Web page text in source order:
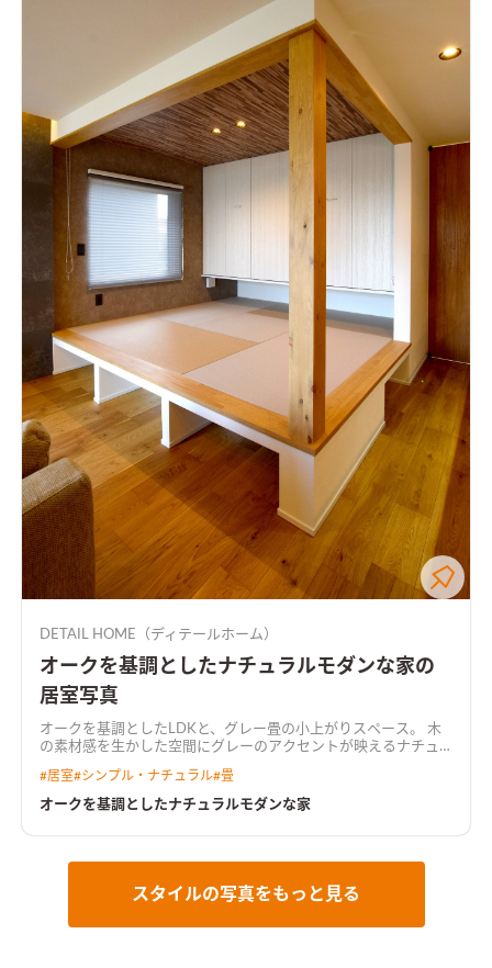
DETAIL HOME（ディテールホーム）
オークを基調としたナチュラルモダンな家の
居室写真
オークを基調としたLDKと、グレー畳の小上がりスペース。 木
の素材感を生かした空間にグレーのアクセントが映えるナチュ
#居室#シンプル・ナチュラル#畳
オークを基調としたナチュラルモダンな家
スタイルの写真をもっと見る